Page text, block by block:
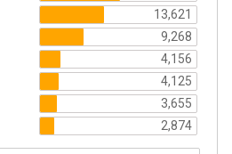
13,621
9,268
4,156
4,125
3,655
2,874